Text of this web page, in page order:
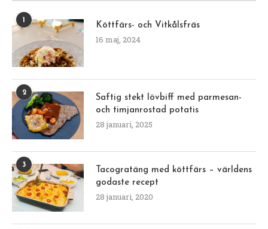
1
Köttfärs- och Vitkålsfräs
16 maj, 2024
2
Saftig stekt lövbiff med parmesan-
och timjanrostad potatis
28 januari, 2025
3
Tacogratäng med köttfärs – världens
godaste recept
28 januari, 2020